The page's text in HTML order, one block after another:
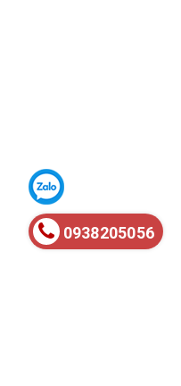
0938205056